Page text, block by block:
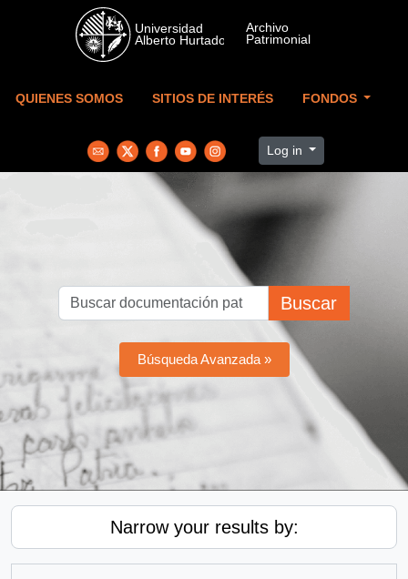
Skip to main content
QUIENES SOMOS SITIOS DE INTERÉS FONDOS
Log in
Buscar
Búsqueda Avanzada »
Narrow your results by: